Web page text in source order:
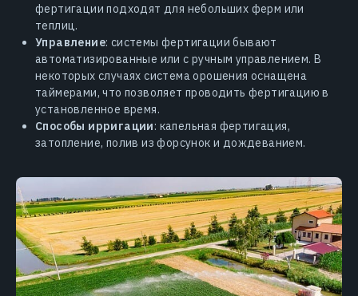
фертигации подходят для небольших ферм или
теплиц.
Управление: системы фертигации бывают
автоматизированные или с ручным управлением. В
некоторых случаях система орошения оснащена
таймерами, что позволяет проводить фертигацию в
установленное время.
Способы ирригации: капельная фертигация,
затопление, полив из форсунок и дождеванием.